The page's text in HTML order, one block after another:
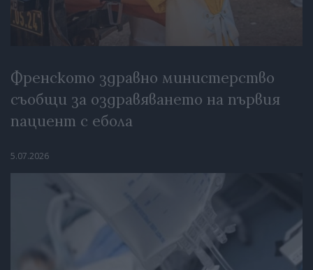
Френското здравно министерство
съобщи за оздравяването на първия
пациент с ебола
5.07.2026